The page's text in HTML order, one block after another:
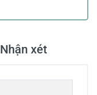
Nhận xét